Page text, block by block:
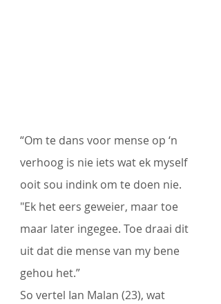
“Om te dans voor mense op ‘n
verhoog is nie iets wat ek myself
ooit sou indink om te doen nie.
"Ek het eers geweier, maar toe
maar later ingegee. Toe draai dit
uit dat die mense van my bene
gehou het.”
So vertel Ian Malan (23), wat